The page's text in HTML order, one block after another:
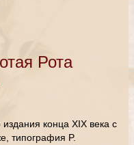
Рота
издания конца XIX века с
типография P.